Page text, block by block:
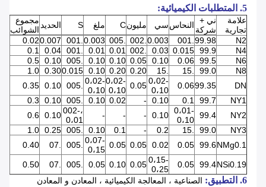
5. المتطلبات الكيميائية:
علامة
تجارية
ني +
شركة النحاسسي مليونC ملغ S الحديدمجموع
الشوائب
N2
99.98
.001
0.003
.002
.005
0.003
.001
0.007
0.02
N4
99.9
0.015
0.03
.002
0.01
0.01
.001
0.04
0.1
N6
99.5
0.06
0.10
0.05
0.10
0.10
.005
0.10
0.5
N8
99.0
.15
.15
0.20
0.20
0.10
0.015
0.30
1.0
DN
99.35
0.06
0،02-
0،10 0.05 0،02-
0،10
0،02-
0،10 .005
0.10
0.35
NY1
99.7
0.1
0.10
-
0.02
0.10
.005
0.10
0.3
NY2
99.4
0،01-
0،10
0.10
-
-
-
،002-
0،01 0.10
0.6
NY3
99.0
.15
0.2
-
0.1
0.10
.005
0.25
1.0
NMg0.1
99.6
0.05
0.02
0.05
0.05 0،07-
0،15 .005
.07
0.40
NSi0.19
99.4
0.05
0،15-
0،25 0.05
0.10
0.05
.005
.07
0.50
6. التطبيق:
الصناعية ، المعالجة الكيميائية ، المعادن و المعادن